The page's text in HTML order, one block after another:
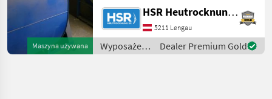
Maszyna używana
Gehäusestellung: RD90
Ausführung: einseitig
saugender
Hochleistungsradialventilator
HSR Heutrocknung SR GmbH
5211 Lengau
Wyposażenia
stajne i
Dealer Premium Gold